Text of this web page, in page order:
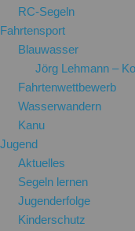
RC-Segeln
Fahrtensport
Blauwasser
Jörg Lehmann –
Fahrtenwettbewerb
Wasserwandern
Kanu
Jugend
Aktuelles
Segeln lernen
Jugenderfolge
Kinderschutz